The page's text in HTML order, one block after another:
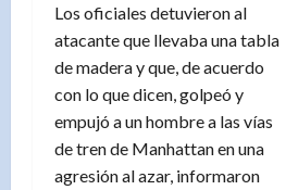
Los oficiales detuvieron al
atacante que llevaba una tabla
de madera y que, de acuerdo
con lo que dicen, golpeó y
empujó a un hombre a las vías
de tren de Manhattan en una
agresión al azar, informaron